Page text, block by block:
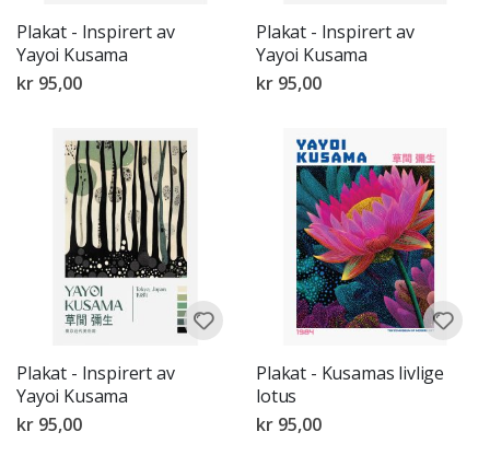
Plakat - Inspirert av
Yayoi Kusama
kr 95,00
Plakat - Inspirert av
Yayoi Kusama
kr 95,00
Plakat - Inspirert av
Yayoi Kusama
kr 95,00
Plakat - Kusamas livlige
lotus
kr 95,00